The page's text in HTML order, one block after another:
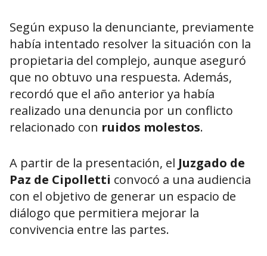
Según expuso la denunciante, previamente
había intentado resolver la situación con la
propietaria del complejo, aunque aseguró
que no obtuvo una respuesta. Además,
recordó que el año anterior ya había
realizado una denuncia por un conflicto
relacionado con ruidos molestos.
A partir de la presentación, el Juzgado de
Paz de Cipolletti convocó a una audiencia
con el objetivo de generar un espacio de
diálogo que permitiera mejorar la
convivencia entre las partes.